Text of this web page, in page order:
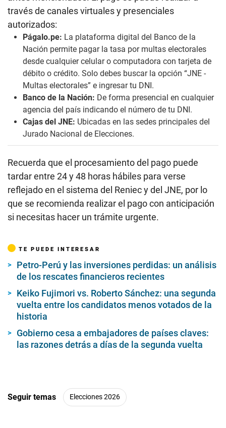
través de canales virtuales y presenciales
autorizados:
Págalo.pe: La plataforma digital del Banco de la
Nación permite pagar la tasa por multas electorales
desde cualquier celular o computadora con tarjeta de
débito o crédito. Solo debes buscar la opción “JNE -
Multas electorales” e ingresar tu DNI.
Banco de la Nación: De forma presencial en cualquier
agencia del país indicando el número de tu DNI.
Cajas del JNE: Ubicadas en las sedes principales del
Jurado Nacional de Elecciones.
Recuerda que el procesamiento del pago puede
tardar entre 24 y 48 horas hábiles para verse
reflejado en el sistema del Reniec y del JNE, por lo
que se recomienda realizar el pago con anticipación
si necesitas hacer un trámite urgente.
TE PUEDE INTERESAR
Petro-Perú y las inversiones perdidas: un análisis
de los rescates financieros recientes
Keiko Fujimori vs. Roberto Sánchez: una segunda
vuelta entre los candidatos menos votados de la
historia
Gobierno cesa a embajadores de países claves:
las razones detrás a días de la segunda vuelta
Seguir temas Elecciones 2026